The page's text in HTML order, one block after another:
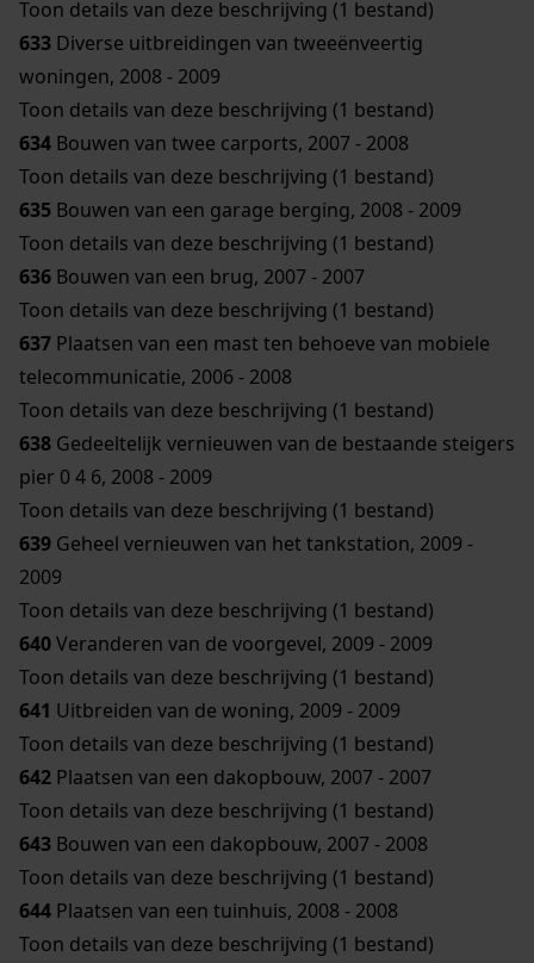
Toon details van deze beschrijving (1 bestand)
633 Diverse uitbreidingen van tweeënveertig
woningen, 2008 - 2009
Toon details van deze beschrijving (1 bestand)
634 Bouwen van twee carports, 2007 - 2008
Toon details van deze beschrijving (1 bestand)
635 Bouwen van een garage berging, 2008 - 2009
Toon details van deze beschrijving (1 bestand)
636 Bouwen van een brug, 2007 - 2007
Toon details van deze beschrijving (1 bestand)
637 Plaatsen van een mast ten behoeve van mobiele
telecommunicatie, 2006 - 2008
Toon details van deze beschrijving (1 bestand)
638 Gedeeltelijk vernieuwen van de bestaande steigers
pier 0 4 6, 2008 - 2009
Toon details van deze beschrijving (1 bestand)
639 Geheel vernieuwen van het tankstation, 2009 -
2009
Toon details van deze beschrijving (1 bestand)
640Veranderen van de voorgevel, 2009 - 2009
Toon details van deze beschrijving (1 bestand)
641 Uitbreiden van de woning, 2009 - 2009
Toon details van deze beschrijving (1 bestand)
642 Plaatsen van een dakopbouw, 2007 - 2007
Toon details van deze beschrijving (1 bestand)
643 Bouwen van een dakopbouw, 2007 - 2008
Toon details van deze beschrijving (1 bestand)
644 Plaatsen van een tuinhuis, 2008 - 2008
Toon details van deze beschrijving (1 bestand)